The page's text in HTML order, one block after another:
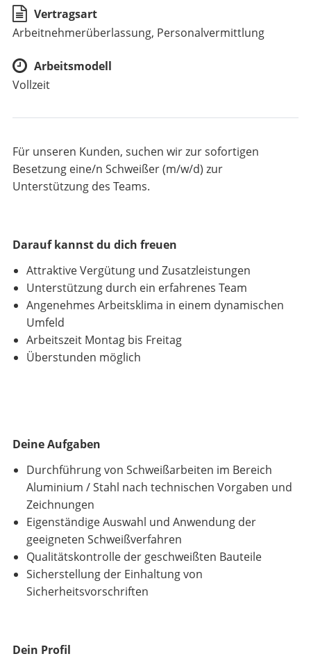
Vertragsart
Arbeitnehmerüberlassung, Personalvermittlung
Arbeitsmodell
Vollzeit
Für unseren Kunden, suchen wir zur sofortigen
Besetzung eine/n Schweißer (m/w/d) zur
Unterstützung des Teams.
Darauf kannst du dich freuen
Attraktive Vergütung und Zusatzleistungen
Unterstützung durch ein erfahrenes Team
Angenehmes Arbeitsklima in einem dynamischen
Umfeld
Arbeitszeit Montag bis Freitag
Überstunden möglich
Deine Aufgaben
Durchführung von Schweißarbeiten im Bereich
Aluminium / Stahl nach technischen Vorgaben und
Zeichnungen
Eigenständige Auswahl und Anwendung der
geeigneten Schweißverfahren
Qualitätskontrolle der geschweißten Bauteile
Sicherstellung der Einhaltung von
Sicherheitsvorschriften
Dein Profil